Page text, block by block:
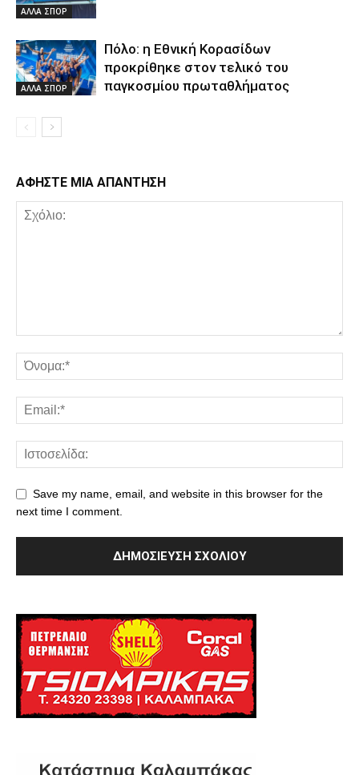
ΑΛΛΑ ΣΠΟΡ
ΑΛΛΑ ΣΠΟΡ
Πόλο: η Εθνική Κορασίδων
προκρίθηκε στον τελικό του
παγκοσμίου πρωταθλήματος
ΑΦΗΣΤΕ ΜΙΑ ΑΠΑΝΤΗΣΗ
Save my name, email, and website in this browser for the
next time I comment.